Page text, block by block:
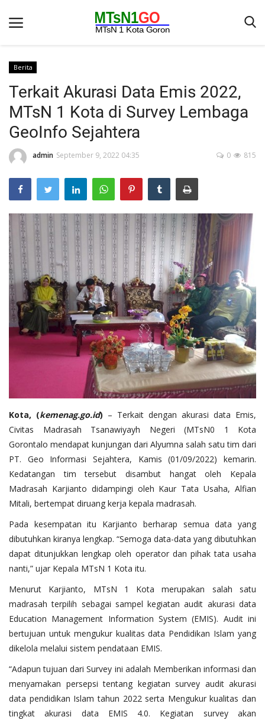
Beranda
Berita
Kontak
Galeri
OPINI
Syarat dan Ketentuan
Aplikasi
Pengumuman
Layanan Publik
Whistleblowing System
Tentang Kami
Berita
Terkait Akurasi Data Emis 2022,
MTsN 1 Kota di Survey Lembaga
GeoInfo Sejahtera
admin September 9, 2022 04:35 815
0
Kota, (kemenag.go.id) – Terkait dengan akurasi data Emis,
Civitas Madrasah Tsanawiyayh Negeri (MTsN0 1 Kota
Gorontalo mendapat kunjungan dari Alyumna salah satu tim dari
PT. Geo Informasi Sejahtera, Kamis (01/09/2022) kemarin.
Kedatangan tim tersebut disambut hangat oleh Kepala
Madrasah Karjianto didampingi oleh Kaur Tata Usaha, Alfian
Mitali, bertempat diruang kerja kepala madrasah.
Pada kesempatan itu Karjianto berharap semua data yang
dibutuhkan kiranya lengkap. “Semoga data-data yang dibutuhkan
dapat ditunjukkan lengkap oleh operator dan pihak tata usaha
nanti,” ujar Kepala MTsN 1 Kota itu.
Menurut Karjianto, MTsN 1 Kota merupakan salah satu
madrasah terpilih sebagai sampel kegiatan audit akurasi data
Education Management Information System (EMIS). Audit ini
bertujuan untuk mengukur kualitas data Pendidikan Islam yang
dikelola melalui sistem pendataan EMIS.
“Adapun tujuan dari Survey ini adalah Memberikan informasi dan
menyamakan persepsi tentang kegiatan survey audit akurasi
data pendidikan Islam tahun 2022 serta Mengukur kualitas dan
tingkat akurasi data EMIS 4.0. Kegiatan survey akan